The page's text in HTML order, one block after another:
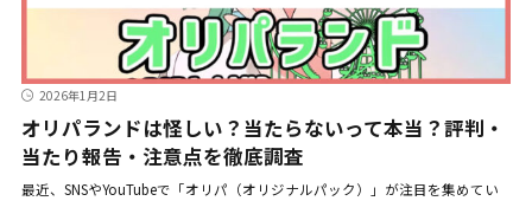
2026年1月2日
オリパランドは怪しい？当たらないって本当？評判・
当たり報告・注意点を徹底調査
最近、SNSやYouTubeで「オリパ（オリジナルパック）」が注目を集めてい